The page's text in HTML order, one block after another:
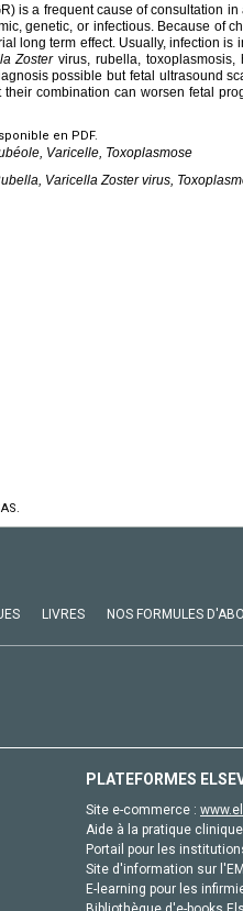
is a frequent cause of consultation
genetic, or infectious. Because of
long term effect. Usually, infection is
Zostervirus, rubella, toxoplasmosis,
possible but fetal ultrasound
combination can worsen fetal
en PDF.
Varicelle, Toxoplasmose
Varicella Zostervirus,
LIVRES NOS FORMULES
PLATEFORMES
Site e-commerce :
Aide à la pratique
Portail pour les
Site d'information sur
E-learning pour les